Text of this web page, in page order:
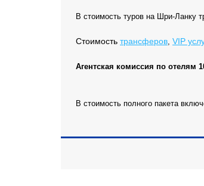
В стоимость туров на Шри-Ланку
Cтоимость трансферов, VIP
Агентская комиссия по отелям
В стоимость полного пакета